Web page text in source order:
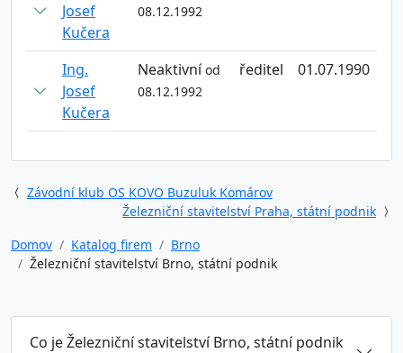
Josef
Kučera
08.12.1992
Ing.
Josef
Kučera
Neaktivníod
08.12.1992
ředitel 01.07.1990
Závodní klub OS KOVO Buzuluk Komárov
Železniční stavitelství Praha, státní podnik
Domov
Katalog firem
Brno
Železniční stavitelství Brno, státní podnik
Co je Železniční stavitelství Brno, státní podnik